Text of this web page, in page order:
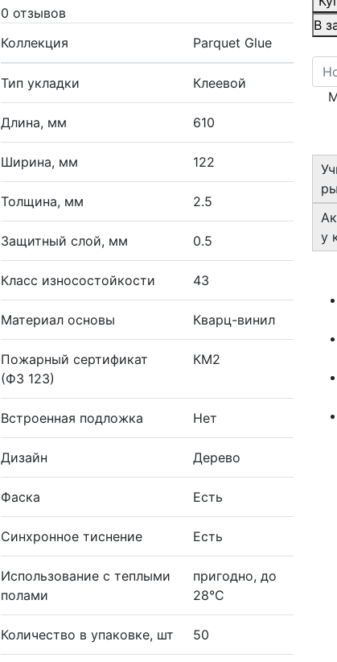
0 отзывов
Коллекция
Parquet Glue
Тип укладки Клеевой
Длина, мм 610
Ширина, мм 122
Толщина, мм 2.5
Защитный слой, мм 0.5
Класс износостойкости 43
Материал основы Кварц-винил
Пожарный сертификат
(ФЗ 123)
КМ2
Встроенная подложка Нет
Дизайн Дерево
Фаска Есть
Синхронное тиснение Есть
Использование с теплыми
полами
пригодно, до
28°С
Количество в упаковке, шт 50
В
у